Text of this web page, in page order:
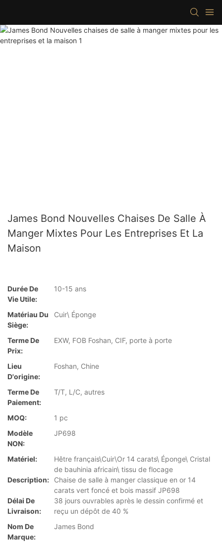
James Bond Nouvelles Chaises De Salle À
Manger Mixtes Pour Les Entreprises Et La
Maison
Durée De
Vie Utile:
10-15 ans
Matériau Du
Siège:
Cuir\ Éponge
Terme De
Prix:
EXW, FOB Foshan, CIF, porte à porte
Lieu
D'origine:
Foshan, Chine
Terme De
Paiement:
T/T, L/C, autres
MOQ:
1 pc
Modèle
NON:
JP698
Matériel:
Hêtre français\Cuir\Or 14 carats\ Éponge\ Cristal
de bauhinia africain\ tissu de flocage
Description:
Chaise de salle à manger classique en or 14
carats vert foncé et bois massif JP698
Délai De
Livraison:
38 jours ouvrables après le dessin confirmé et
reçu un dépôt de 40 %
Nom De
Marque:
James Bond